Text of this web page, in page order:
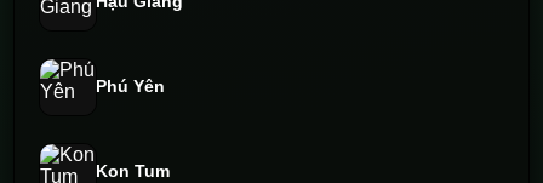
Phú Yên
Kon Tum